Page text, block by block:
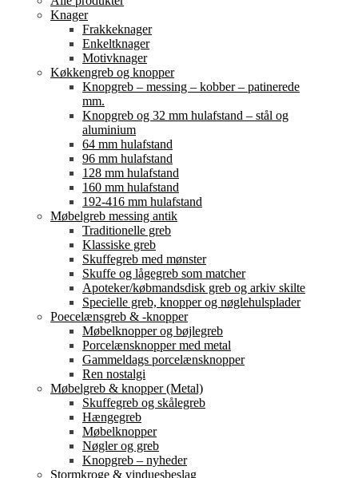
Knager
Frakkeknager
Enkeltknager
Motivknager
Køkkengreb og knopper
Knopgreb – messing – kobber – patinerede
mm.
Knopgreb og 32 mm hulafstand – stål og
aluminium
64 mm hulafstand
96 mm hulafstand
128 mm hulafstand
160 mm hulafstand
192-416 mm hulafstand
Møbelgreb messing antik
Traditionelle greb
Klassiske greb
Skuffegreb med mønster
Skuffe og lågegreb som matcher
Apoteker/købmandsdisk greb og arkiv skilte
Specielle greb, knopper og nøglehulsplader
Poecelænsgreb & -knopper
Møbelknopper og bøjlegreb
Porcelænsknopper med metal
Gammeldags porcelænsknopper
Ren nostalgi
Møbelgreb & knopper (Metal)
Skuffegreb og skålegreb
Hængegreb
Møbelknopper
Nøgler og greb
Knopgreb – nyheder
Stormkroge & vinduesbeslag